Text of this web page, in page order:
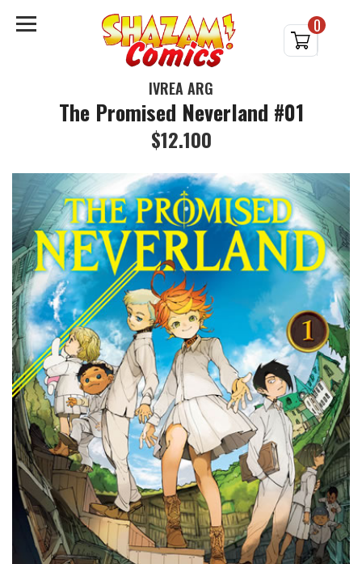
0
IVREA ARG
The Promised Neverland #01
$12.100